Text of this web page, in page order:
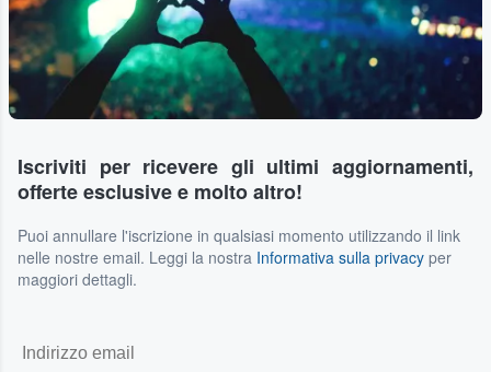
Iscriviti per ricevere gli ultimi aggiornamenti,
offerte esclusive e molto altro!
Puoi annullare l'iscrizione in qualsiasi momento utilizzando il link
nelle nostre email. Leggi la nostra Informativa sulla privacy per
maggiori dettagli.